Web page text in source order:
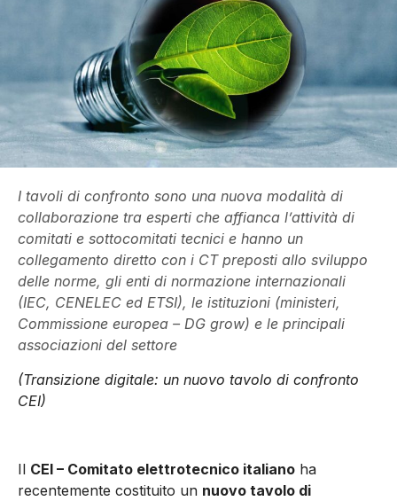
I tavoli di confronto sono una nuova modalità di
collaborazione tra esperti che affianca l’attività di
comitati e sottocomitati tecnici e hanno un
collegamento diretto con i CT preposti allo sviluppo
delle norme, gli enti di normazione internazionali
(IEC, CENELEC ed ETSI), le istituzioni (ministeri,
Commissione europea – DG grow) e le principali
associazioni del settore
(Transizione digitale: un nuovo tavolo di confronto
CEI)
Il CEI – Comitato elettrotecnico italiano ha
recentemente costituito un nuovo tavolo di